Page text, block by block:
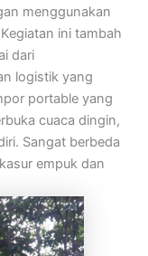
menggunakan
ini tambah
dari
logistik yang
portable yang
cuaca dingin,
Sangat berbeda
empuk dan